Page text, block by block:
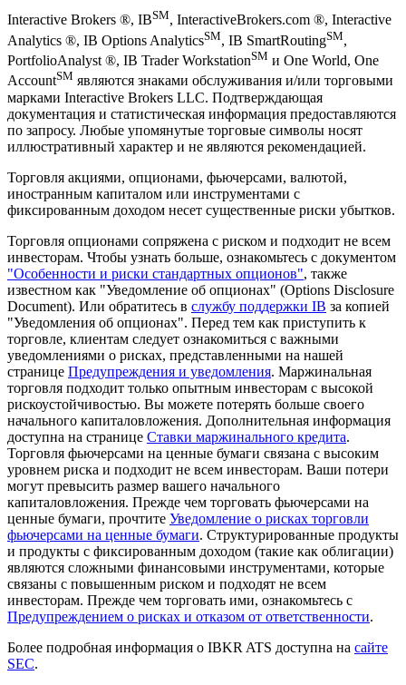
Interactive Brokers ®, IBSM, InteractiveBrokers.com ®, Interactive
Analytics ®, IB Options AnalyticsSM, IB SmartRoutingSM,
PortfolioAnalyst ®, IB Trader WorkstationSM и One World, One
AccountSM являются знаками обслуживания и/или торговыми
марками Interactive Brokers LLC. Подтверждающая
документация и статистическая информация предоставляются
по запросу. Любые упомянутые торговые символы носят
иллюстративный характер и не являются рекомендацией.
Торговля акциями, опционами, фьючерсами, валютой,
иностранным капиталом или инструментами с
фиксированным доходом несет существенные риски убытков.
Торговля опционами сопряжена с риском и подходит не всем
инвесторам. Чтобы узнать больше, ознакомьтесь с документом
"Особенности и риски стандартных опционов", также
известном как "Уведомление об опционах" (Options Disclosure
Document). Или обратитесь в службу поддержки IB за копией
"Уведомления об опционах". Перед тем как приступить к
торговле, клиентам следует ознакомиться с важными
уведомлениями о рисках, представленными на нашей
странице Предупреждения и уведомления. Маржинальная
торговля подходит только опытным инвесторам с высокой
рискоустойчивостью. Вы можете потерять больше своего
начального капиталовложения. Дополнительная информация
доступна на странице Ставки маржинального кредита.
Торговля фьючерсами на ценные бумаги связана с высоким
уровнем риска и подходит не всем инвесторам. Ваши потери
могут превысить размер вашего начального
капиталовложения. Прежде чем торговать фьючерсами на
ценные бумаги, прочтите Уведомление о рисках торговли
фьючерсами на ценные бумаги. Структурированные продукты
и продукты с фиксированным доходом (такие как облигации)
являются сложными финансовыми инструментами, которые
связаны с повышенным риском и подходят не всем
инвесторам. Прежде чем торговать ими, ознакомьтесь с
Предупреждением о рисках и отказом от ответственности.
Более подробная информация о IBKR ATS доступна на сайте
SEC.